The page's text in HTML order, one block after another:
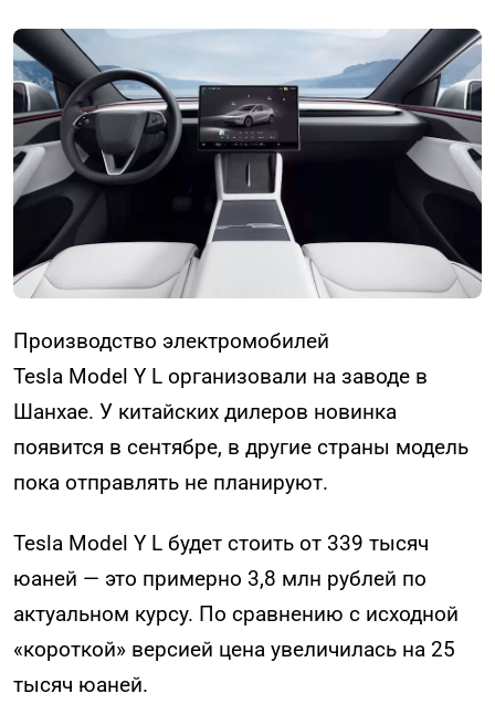
Производство электромобилей
Tesla Model Y L организовали на заводе в
Шанхае. У китайских дилеров новинка
появится в сентябре, в другие страны модель
пока отправлять не планируют.
Tesla Model Y L будет стоить от 339 тысяч
юаней — это примерно 3,8 млн рублей по
актуальном курсу. По сравнению с исходной
«короткой» версией цена увеличилась на 25
тысяч юаней.